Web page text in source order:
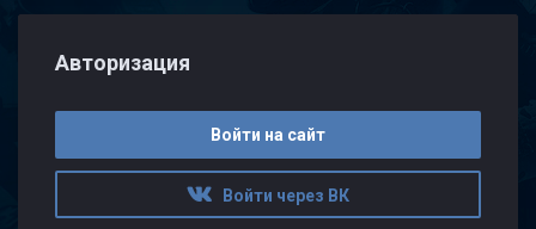
Авторизация
Войти на сайт
Войти через ВК